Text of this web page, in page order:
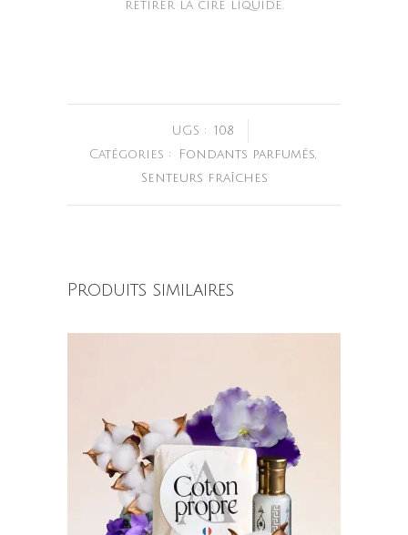
retirer la cire liquide.
UGS : 108
Catégories :
Fondants parfumés,
Senteurs fraîches
Produits similaires